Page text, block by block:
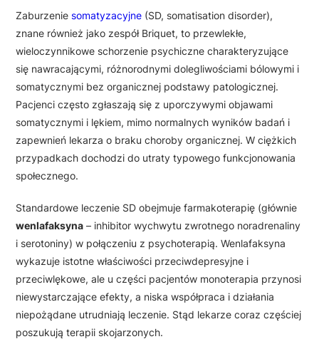
Zaburzenie somatyzacyjne (SD, somatisation disorder),
znane również jako zespół Briquet, to przewlekłe,
wieloczynnikowe schorzenie psychiczne charakteryzujące
się nawracającymi, różnorodnymi dolegliwościami bólowymi i
somatycznymi bez organicznej podstawy patologicznej.
Pacjenci często zgłaszają się z uporczywymi objawami
somatycznymi i lękiem, mimo normalnych wyników badań i
zapewnień lekarza o braku choroby organicznej. W ciężkich
przypadkach dochodzi do utraty typowego funkcjonowania
społecznego.
Standardowe leczenie SD obejmuje farmakoterapię (głównie
wenlafaksyna – inhibitor wychwytu zwrotnego noradrenaliny
i serotoniny) w połączeniu z psychoterapią. Wenlafaksyna
wykazuje istotne właściwości przeciwdepresyjne i
przeciwlękowe, ale u części pacjentów monoterapia przynosi
niewystarczające efekty, a niska współpraca i działania
niepożądane utrudniają leczenie. Stąd lekarze coraz częściej
poszukują terapii skojarzonych.